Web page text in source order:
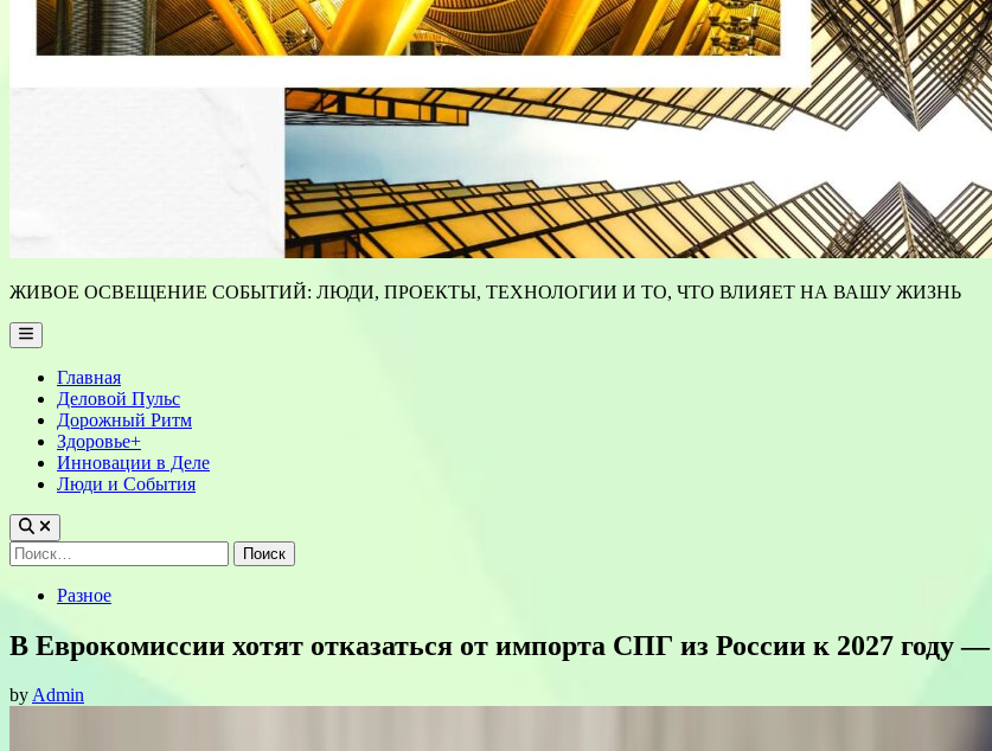
ЖИВОЕ ОСВЕЩЕНИЕ СОБЫТИЙ: ЛЮДИ, ПРОЕКТЫ, ТЕХНОЛОГИИ И ТО, ЧТО ВЛИЯЕТ НА ВАШУ ЖИЗНЬ
Main
Menu
Главная
Деловой Пульс
Дорожный Ритм
Здоровье+
Инновации в Деле
Люди и События
Найти:
PostedРазное
В Еврокомиссии хотят отказаться от импорта СПГ из России к 2027 году
byAdmin